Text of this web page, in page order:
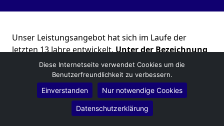
Unser Leistungsangebot hat sich im Laufe der
letzten 13 Jahre entwickelt.Unter der Bezeichnung
Entrümpelungin Bergisch Gladbach verstehen wir
mehr, als nur Kisten schleppen. Kennst Du schon
unseren Full-Service? Hier übernehmen wir im
Vorfeld die komplette Abwicklung für Dich.
Diese Internetseite verwendet Cookies um die
Benutzerfreundlichkeit zu verbessern.
Einverstanden Nur notwendige Cookies
Datenschutzerklärung